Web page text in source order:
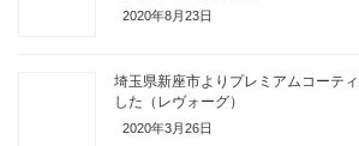
2020年8月23日
埼玉県新座市よりプレミアムコーテ
した（レヴォーグ）
2020年3月26日